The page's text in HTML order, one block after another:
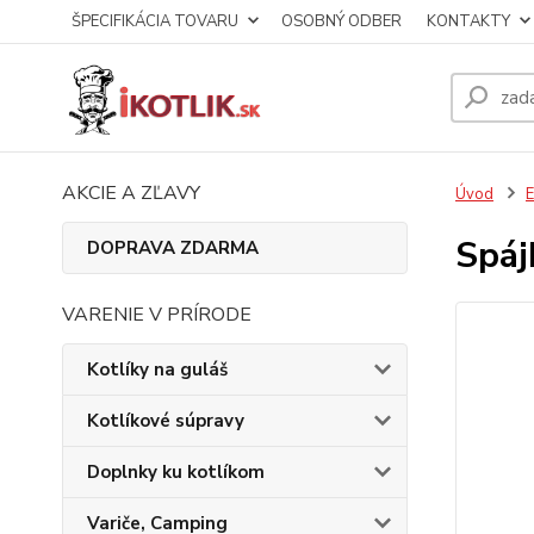
ŠPECIFIKÁCIA TOVARU OSOBNÝ ODBER KONTAKTY
AKCIE A ZĽAVY
DOPRAVA ZDARMA
VARENIE V PRÍRODE
Kotlíky na guláš
Kotlíkové súpravy
Doplnky ku kotlíkom
Variče, Camping
Úvod